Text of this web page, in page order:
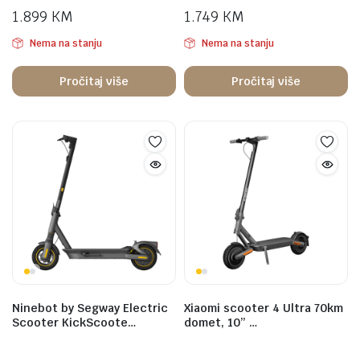
1.899 KM
Nema na stanju
Pročitaj više
1.749 KM
Nema na stanju
Pročitaj više
Ninebot by Segway Electric
Scooter KickScoote…
Xiaomi scooter 4 Ultra 70km
domet, 10” …